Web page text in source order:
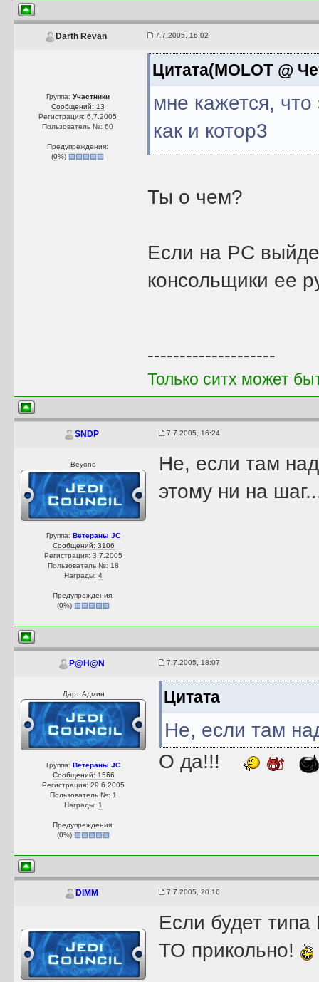
Darth Revan 7.7.2005, 16:02
Группа: Участники
Сообщений: 13
Регистрация: 6.7.2005
Пользователь №: 60
Предупреждения:
(0%)
Цитата(MOLOT @
мне кажется, что
как и котор3
Ты о чем?
Если на РС
консольщики ее
--------------------
Только ситх может
SNDP 7.7.2005, 16:24
Beyond
Группа:Ветераны JC
Сообщений: 3106
Регистрация: 3.7.2005
Пользователь №: 18
Награды:4
Предупреждения:
(0%)
Не, если там
этому ни на
P@H@N 7.7.2005, 18:07
Дарт Админ
Группа:Ветераны JC
Сообщений: 1566
Регистрация: 29.6.2005
Пользователь №: 1
Награды: 1
Предупреждения:
(0%)
Цитата
Не, если там
О да!!!
DIMM 7.7.2005, 20:16
Если будет
ТО прикольно!